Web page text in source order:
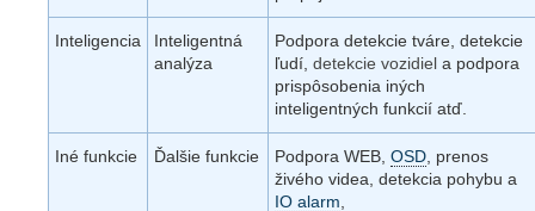
Inteligencia
Inteligentná
analýza
Podpora detekcie tváre, detekcie
ľudí, detekcie vozidiel a podpora
prispôsobenia iných
inteligentných funkcií atď.
Iné funkcie Ďalšie funkcie Podpora WEB, OSD , prenos
živého videa, detekcia pohybu a
IO alarm